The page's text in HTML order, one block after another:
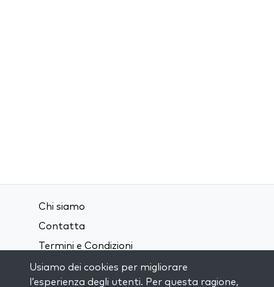
Chi siamo
Contatta
Termini e Condizioni
Privacy Policy
Usiamo dei cookies per migliorare
l’esperienza degli utenti. Per questa ragione,